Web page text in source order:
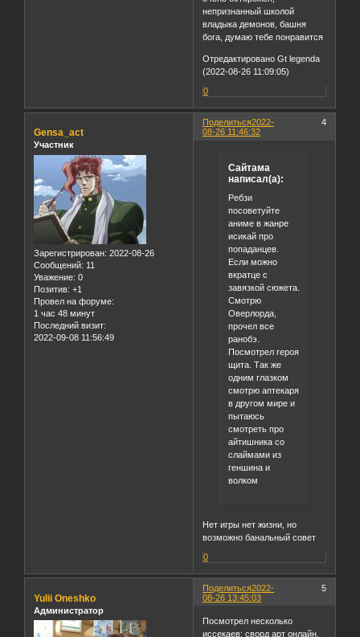
непризнанный школой
владыка демонов, башня
бога, думаю тебе понравится
Отредактировано Gt legenda
(2022-08-26 11:09:05)
0
Поделиться 4
2022-
08-26 11:46:32
Gensa_act
Участник
Зарегистрирован: 2022-08-26
Сообщений: 11
Уважение: 0
Позитив: +1
Провел на форуме:
1 час 48 минут
Последний визит:
2022-09-08 11:56:49
Сайтама
написал(а):
Ребзи
посоветуйте
аниме в жанре
исикай про
попаданцев.
Если можно
вкратце с
завязкой сюжета.
Смотрю
Оверлорда,
прочел все
ранобэ.
Посмотрел героя
щита. Так же
одним глазком
смотрю аптекаря
в другом мире и
пытаюсь
смотреть про
айтишника со
слаймами из
геншина и
волком
Нет игры нет жизни, но
возможно банальный совет
0
Поделиться 5
2022-
08-26 13:45:03
Yulii Oneshko
Администратор
Посмотрел несколько
иссекаев: сворд арт онлайн,